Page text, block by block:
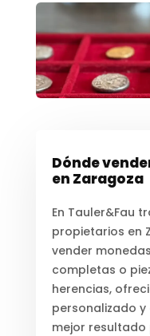
Dónde
en Zaragoza
En Tauler&Fau
propietarios en
vender
completas o
herencias,
personalizado
mejor resultado